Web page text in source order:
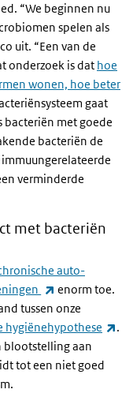
“We beginnen nu
spelen als
uit. “Een van de
onderzoek is dat hoe
wonen, hoe beter
gaat
bacteriën met goede
bacteriën de
verminderde
met bacteriën
auto-
(externe link)
enorm toe.
tussen onze
hygiënehypothese
.
blootstelling aan
tot een niet goed